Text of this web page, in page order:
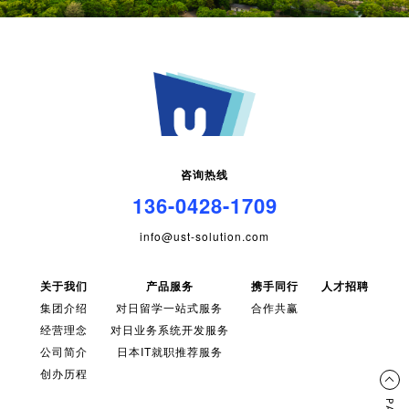
咨询热线
136-0428-1709
info@ust-solution.com
关于我们
集团介绍
经营理念
公司简介
创办历程
产品服务
对日留学一站式服务
对日业务系统开发服务
日本IT就职推荐服务
携手同行
合作共赢
人才招聘